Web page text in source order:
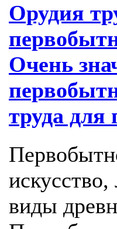
Орудия
Очень
труда для
искусство,
виды